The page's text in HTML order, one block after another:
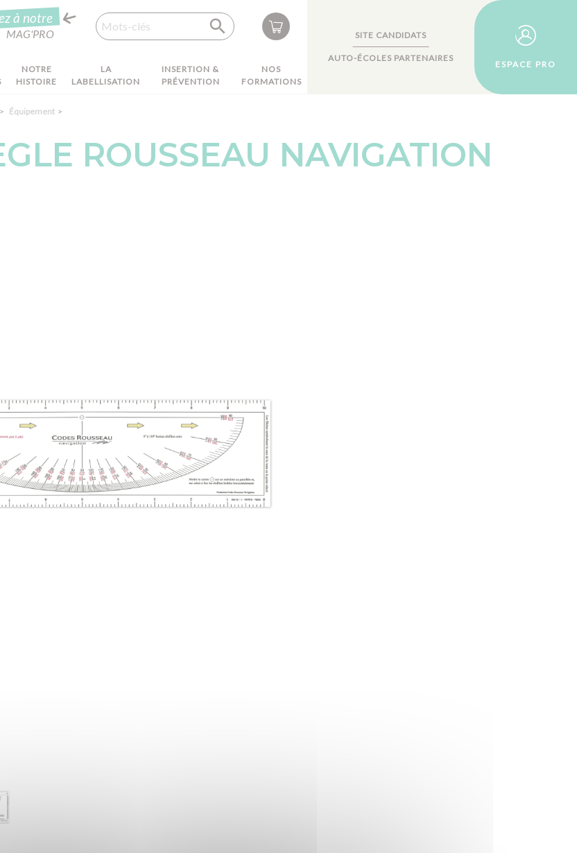
NOTRE
HISTOIRE
LA
LABELLISATION
INSERTION &
PRÉVENTION
NOS
FORMATIONS
à notre
MAG'PRO
Recherche
SITE CANDIDATS
AUTO-ÉCOLES PARTENAIRES
ESPACE PRO
Équipement
ROUSSEAU NAVIGATION